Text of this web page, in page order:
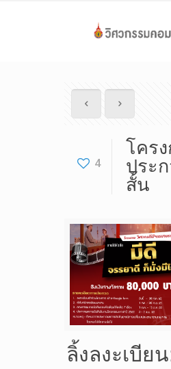
4
โคร
ประ
สั้น
ลิ้งลงะเบีย